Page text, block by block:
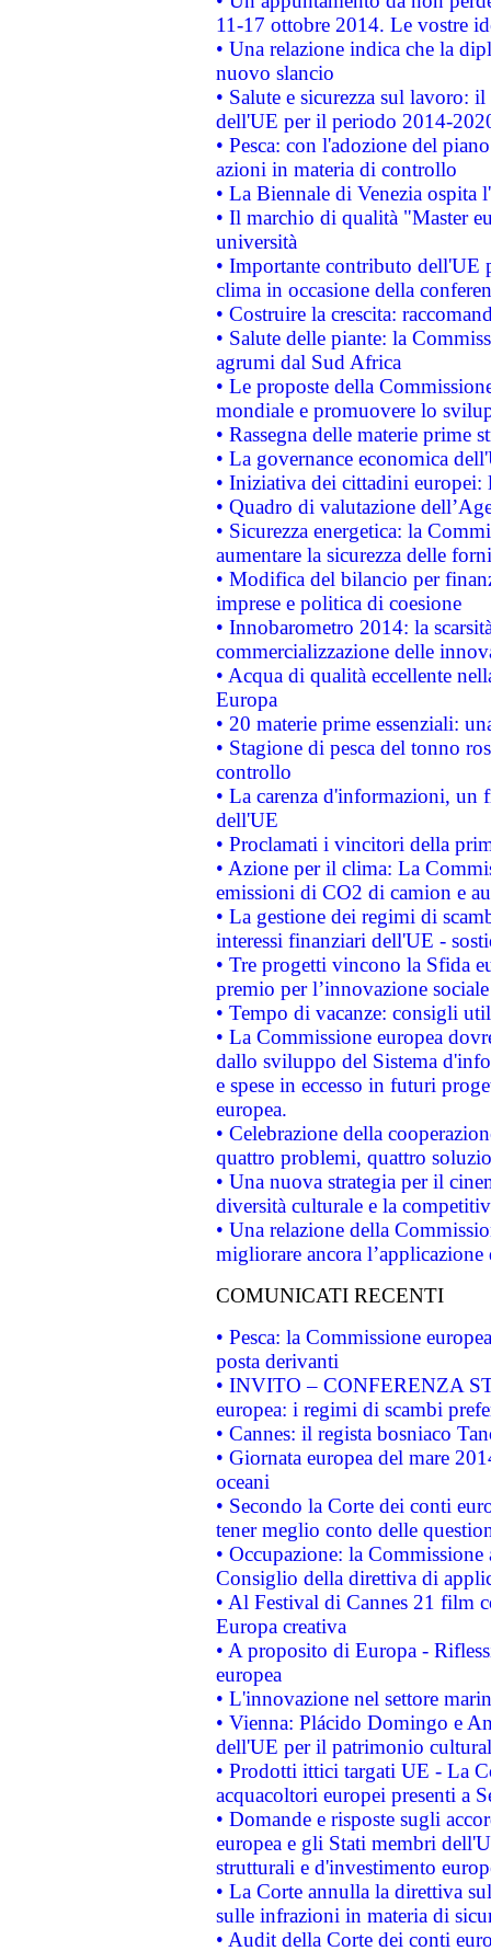
11-17 ottobre 2014. Le vostre
• Una relazione indica che la
nuovo slancio
• Salute e sicurezza sul lavoro:
dell'UE per il periodo 2014-
• Pesca: con l'adozione del
azioni in materia di controllo
• La Biennale di Venezia ospita
• Il marchio di qualità "Master
università
• Importante contributo dell'UE
clima in occasione della
• Costruire la crescita:
• Salute delle piante: la
agrumi dal Sud Africa
• Le proposte della
mondiale e promuovere lo
• Rassegna delle materie prime
• La governance economica
• Iniziativa dei cittadini
• Quadro di valutazione
• Sicurezza energetica: la
aumentare la sicurezza delle
• Modifica del bilancio per
imprese e politica di coesione
• Innobarometro 2014: la
commercializzazione delle
• Acqua di qualità eccellente
Europa
• 20 materie prime essenziali:
• Stagione di pesca del tonno
controllo
• La carenza d'informazioni, un
dell'UE
• Proclamati i vincitori della
• Azione per il clima: La
emissioni di CO2 di camion e
• La gestione dei regimi di
interessi finanziari dell'UE -
• Tre progetti vincono la Sfida
premio per l’innovazione sociale
• Tempo di vacanze: consigli
• La Commissione europea
dallo sviluppo del Sistema
e spese in eccesso in futuri
europea.
• Celebrazione della
quattro problemi, quattro
• Una nuova strategia per il
diversità culturale e la
• Una relazione della
migliorare ancora
COMUNICATI RECENTI
• Pesca: la Commissione
posta derivanti
• INVITO – CONFERENZA
europea: i regimi di scambi
• Cannes: il regista bosniaco
• Giornata europea del mare
oceani
• Secondo la Corte dei conti
tener meglio conto delle
• Occupazione: la
Consiglio della direttiva di
• Al Festival di Cannes 21 film
Europa creativa
• A proposito di Europa -
europea
• L'innovazione nel settore
• Vienna: Plácido Domingo e
dell'UE per il patrimonio
• Prodotti ittici targati UE - La
acquacoltori europei presenti a
• Domande e risposte sugli
europea e gli Stati membri
strutturali e d'investimento
• La Corte annulla la direttiva
sulle infrazioni in materia di
• Audit della Corte dei conti